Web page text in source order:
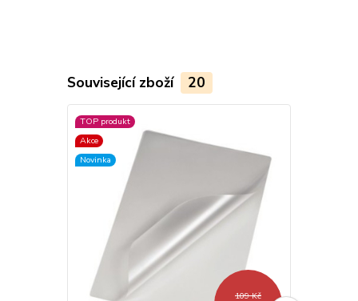
Související zboží 20
TOP produkt
Akce
Novinka
109 Kč